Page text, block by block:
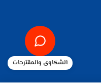
الشكاوى والمقترحات